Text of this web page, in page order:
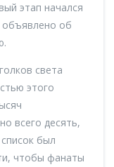
этап начался
объявлено об
света
этого
всего десять,
был
чтобы фанаты